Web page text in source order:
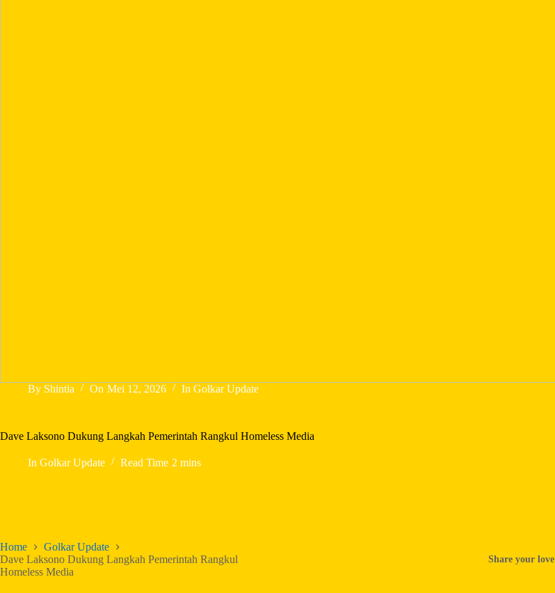
By Shintia On Mei 12, 2026 In Golkar Update
Dave Laksono Dukung Langkah Pemerintah Rangkul Homeless Media
In Golkar Update Read Time 2 mins
Home
Golkar Update
Dave Laksono Dukung Langkah Pemerintah Rangkul
Homeless Media
Share your love